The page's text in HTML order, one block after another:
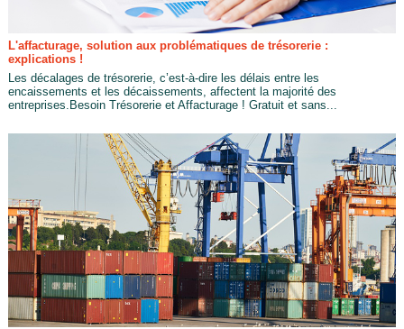
L'affacturage, solution aux problématiques de trésorerie :
explications !
Les décalages de trésorerie, c’est-à-dire les délais entre les
encaissements et les décaissements, affectent la majorité des
entreprises.Besoin Trésorerie et Affacturage ! Gratuit et sans...